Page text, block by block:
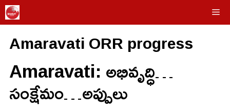
Skip
to
content
Amaravati ORR progress
Amaravati: అభివృద్ధి…
సంక్షేమం…అప్పులు